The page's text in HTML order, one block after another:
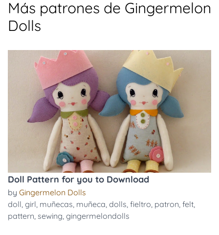
Más patrones de Gingermelon
Dolls
Doll Pattern for you to Download
by Gingermelon Dolls
doll, girl, muñecas, muñeca, dolls, fieltro, patron, felt,
pattern, sewing, gingermelondolls